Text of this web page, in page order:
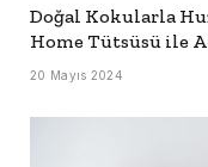
Doğal Kokularla
Home Tütsüsü ile
20 Mayıs 2024